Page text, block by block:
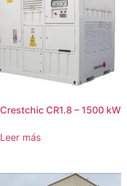
Crestchic CR1.8 – 1500 kW
Leer más